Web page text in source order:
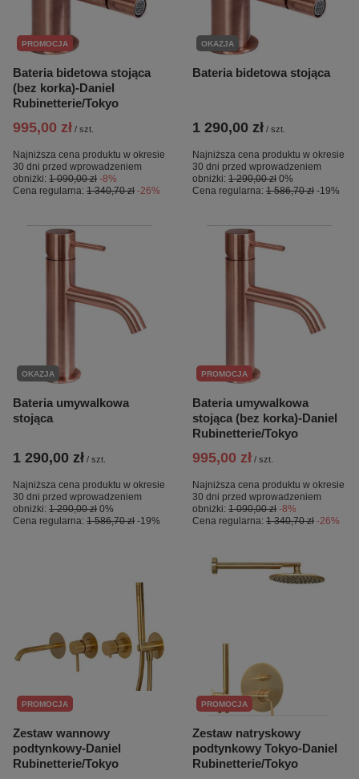
PROMOCJA
Bateria bidetowa stojąca
(bez korka)-Daniel
Rubinetterie/Tokyo
995,00 zł / szt.
Najniższa cena produktu w okresie
30 dni przed wprowadzeniem
obniżki: 1 090,00 zł -8%
Cena regularna: 1 340,70 zł -26%
OKAZJA
Bateria bidetowa stojąca
1 290,00 zł / szt.
Najniższa cena produktu w okresie
30 dni przed wprowadzeniem
obniżki: 1 290,00 zł 0%
Cena regularna: 1 586,70 zł -19%
OKAZJA
Bateria umywalkowa
stojąca
1 290,00 zł / szt.
Najniższa cena produktu w okresie
30 dni przed wprowadzeniem
obniżki: 1 290,00 zł 0%
Cena regularna: 1 586,70 zł -19%
PROMOCJA
Bateria umywalkowa
stojąca (bez korka)-Daniel
Rubinetterie/Tokyo
995,00 zł / szt.
Najniższa cena produktu w okresie
30 dni przed wprowadzeniem
obniżki: 1 090,00 zł -8%
Cena regularna: 1 340,70 zł -26%
PROMOCJA
Zestaw wannowy
podtynkowy-Daniel
Rubinetterie/Tokyo
PROMOCJA
Zestaw natryskowy
podtynkowy Tokyo-Daniel
Rubinetterie/Tokyo